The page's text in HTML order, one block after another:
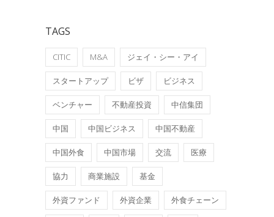
TAGS
CITIC M&A ジェイ・シー・アイ
スタートアップ ビザ ビジネス
ベンチャー 不動産投資 中信集団
中国 中国ビジネス 中国不動産
中国外食 中国市場 交流 医療
協力 商業施設 基金
外資ファンド 外資企業 外食チェーン